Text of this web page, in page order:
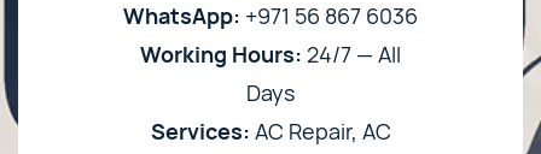
WhatsApp: +971 56 867 6036
Working Hours: 24/7 — All
Days
Services: AC Repair, AC